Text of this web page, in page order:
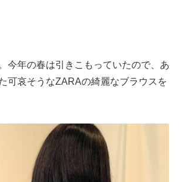
今年の春は引きこもっていたので、あ
可哀そうなZARAの綺麗なブラウスを